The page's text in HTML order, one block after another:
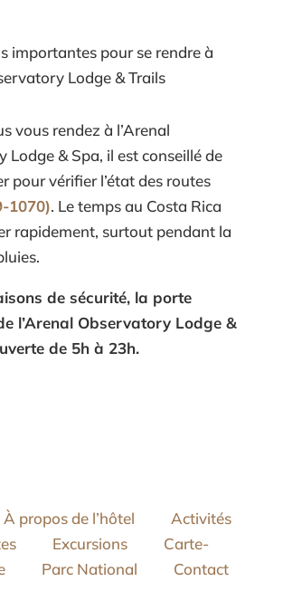
importantes pour se rendre à
Lodge & Trails
vous rendez à l’Arenal
Lodge & Spa, il est conseillé de
pour vérifier l’état des routes
1070). Le temps au Costa Rica
rapidement, surtout pendant la
de sécurité, la porte
l’Arenal Observatory Lodge &
de 5h à 23h.
À propos de l’hôtel
Activités
Excursions
Carte-
Parc National Contact